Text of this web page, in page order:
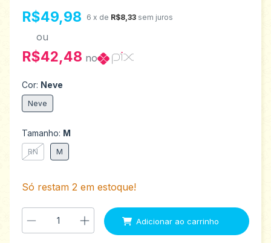
R$49,98 6 x de R$8,33 sem juros
ou
R$42,48 no
Cor: Neve
Neve
Tamanho: M
RN M
Só restam 2 em estoque!